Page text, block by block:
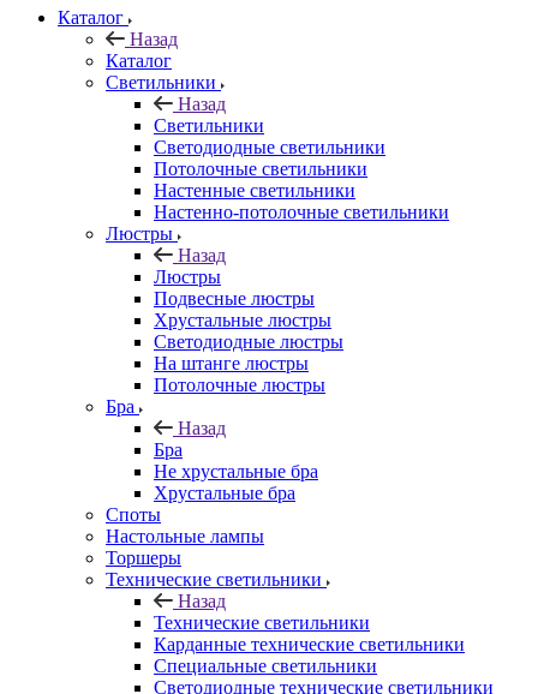
Каталог
Назад
Каталог
Светильники
Назад
Светильники
Светодиодные светильники
Потолочные светильники
Настенные светильники
Настенно-потолочные светильники
Люстры
Назад
Люстры
Подвесные люстры
Хрустальные люстры
Светодиодные люстры
На штанге люстры
Потолочные люстры
Бра
Назад
Бра
Не хрустальные бра
Хрустальные бра
Споты
Настольные лампы
Торшеры
Технические светильники
Назад
Технические светильники
Карданные технические светильники
Специальные светильники
Светодиодные технические светильники